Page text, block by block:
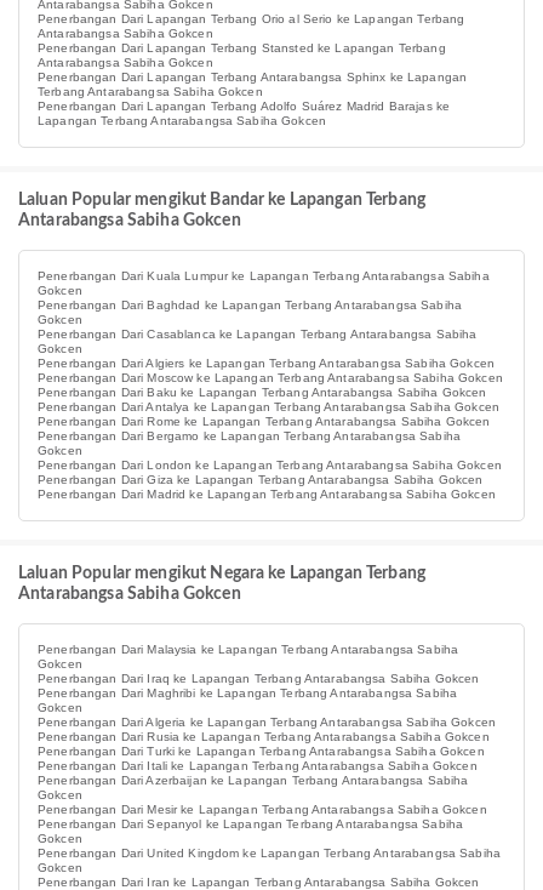
Antarabangsa Sabiha Gokcen
Penerbangan Dari Lapangan Terbang Orio al Serio ke Lapangan Terbang
Antarabangsa Sabiha Gokcen
Penerbangan Dari Lapangan Terbang Stansted ke Lapangan Terbang
Antarabangsa Sabiha Gokcen
Penerbangan Dari Lapangan Terbang Antarabangsa Sphinx ke Lapangan
Terbang Antarabangsa Sabiha Gokcen
Penerbangan Dari Lapangan Terbang Adolfo Suárez Madrid Barajas ke
Lapangan Terbang Antarabangsa Sabiha Gokcen
Laluan Popular mengikut Bandar ke Lapangan Terbang
Antarabangsa Sabiha Gokcen
Penerbangan Dari Kuala Lumpur ke Lapangan Terbang Antarabangsa Sabiha
Gokcen
Penerbangan Dari Baghdad ke Lapangan Terbang Antarabangsa Sabiha
Gokcen
Penerbangan Dari Casablanca ke Lapangan Terbang Antarabangsa Sabiha
Gokcen
Penerbangan Dari Algiers ke Lapangan Terbang Antarabangsa Sabiha Gokcen
Penerbangan Dari Moscow ke Lapangan Terbang Antarabangsa Sabiha Gokcen
Penerbangan Dari Baku ke Lapangan Terbang Antarabangsa Sabiha Gokcen
Penerbangan Dari Antalya ke Lapangan Terbang Antarabangsa Sabiha Gokcen
Penerbangan Dari Rome ke Lapangan Terbang Antarabangsa Sabiha Gokcen
Penerbangan Dari Bergamo ke Lapangan Terbang Antarabangsa Sabiha
Gokcen
Penerbangan Dari London ke Lapangan Terbang Antarabangsa Sabiha Gokcen
Penerbangan Dari Giza ke Lapangan Terbang Antarabangsa Sabiha Gokcen
Penerbangan Dari Madrid ke Lapangan Terbang Antarabangsa Sabiha Gokcen
Laluan Popular mengikut Negara ke Lapangan Terbang
Antarabangsa Sabiha Gokcen
Penerbangan Dari Malaysia ke Lapangan Terbang Antarabangsa Sabiha
Gokcen
Penerbangan Dari Iraq ke Lapangan Terbang Antarabangsa Sabiha Gokcen
Penerbangan Dari Maghribi ke Lapangan Terbang Antarabangsa Sabiha
Gokcen
Penerbangan Dari Algeria ke Lapangan Terbang Antarabangsa Sabiha Gokcen
Penerbangan Dari Rusia ke Lapangan Terbang Antarabangsa Sabiha Gokcen
Penerbangan Dari Turki ke Lapangan Terbang Antarabangsa Sabiha Gokcen
Penerbangan Dari Itali ke Lapangan Terbang Antarabangsa Sabiha Gokcen
Penerbangan Dari Azerbaijan ke Lapangan Terbang Antarabangsa Sabiha
Gokcen
Penerbangan Dari Mesir ke Lapangan Terbang Antarabangsa Sabiha Gokcen
Penerbangan Dari Sepanyol ke Lapangan Terbang Antarabangsa Sabiha
Gokcen
Penerbangan Dari United Kingdom ke Lapangan Terbang Antarabangsa Sabiha
Gokcen
Penerbangan Dari Iran ke Lapangan Terbang Antarabangsa Sabiha Gokcen